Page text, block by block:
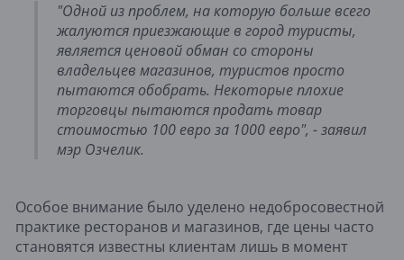
"Одной из проблем, на которую больше всего
жалуются приезжающие в город туристы,
является ценовой обман со стороны
владельцев магазинов, туристов просто
пытаются обобрать. Некоторые плохие
торговцы пытаются продать товар
стоимостью 100 евро за 1000 евро", - заявил
мэр Озчелик.
Особое внимание было уделено недобросовестной
практике ресторанов и магазинов, где цены часто
становятся известны клиентам лишь в момент